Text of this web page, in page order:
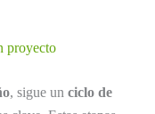
proyecto
, sigue un ciclo de